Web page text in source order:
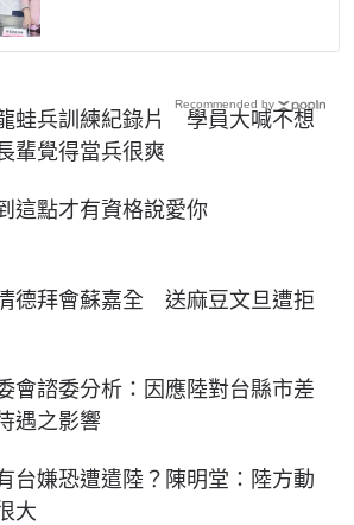
蛙兵訓練紀錄片 學員大喊不想
輩覺得當兵很爽
這點才有資格說愛你
德拜會蘇嘉全 送麻豆文旦遭拒
會諮委分析：因應陸對台縣市差
遇之影響
台嫌恐遭遣陸？陳明堂：陸方動
大
Recommended by